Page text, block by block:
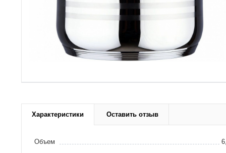
Характеристики Оставить отзыв
Объем